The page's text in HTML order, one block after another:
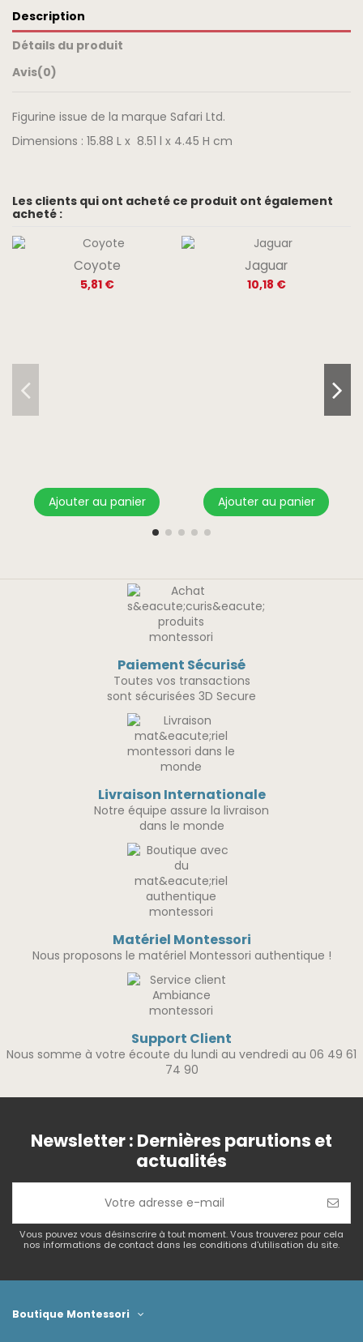
Description
Détails du produit
Avis(0)
Figurine issue de la marque Safari Ltd.
Dimensions : 15.88 L x 8.51 l x 4.45 H cm
Les clients qui ont acheté ce produit ont également
acheté :
Coyote
5,81 €
Ajouter au panier
Jaguar
10,18 €
Ajouter au panier
Paiement Sécurisé
Toutes vos transactions
sont sécurisées 3D Secure
Livraison Internationale
Notre équipe assure la livraison
dans le monde
Matériel Montessori
Nous proposons le matériel Montessori authentique !
Support Client
Nous somme à votre écoute du lundi au vendredi au 06 49 61
74 90
Newsletter : Dernières parutions et
actualités
Vous pouvez vous désinscrire à tout moment. Vous trouverez pour cela
nos informations de contact dans les conditions d'utilisation du site.
Boutique Montessori